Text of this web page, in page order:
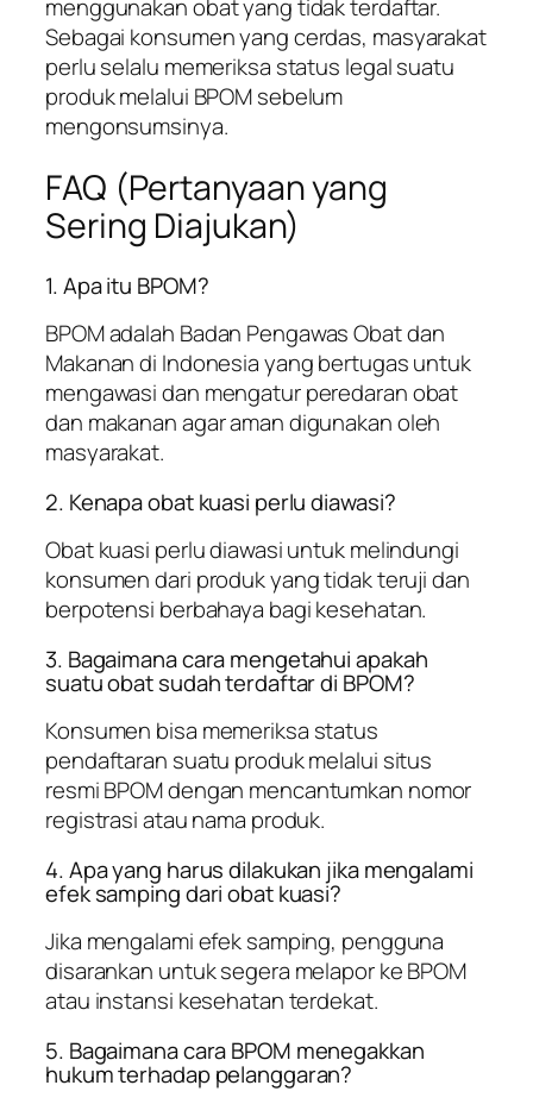
menggunakan obat yang tidak terdaftar.
Sebagai konsumen yang cerdas, masyarakat
perlu selalu memeriksa status legal suatu
produk melalui BPOM sebelum
mengonsumsinya.
FAQ (Pertanyaan yang
Sering Diajukan)
1. Apa itu BPOM?
BPOM adalah Badan Pengawas Obat dan
Makanan di Indonesia yang bertugas untuk
mengawasi dan mengatur peredaran obat
dan makanan agar aman digunakan oleh
masyarakat.
2. Kenapa obat kuasi perlu diawasi?
Obat kuasi perlu diawasi untuk melindungi
konsumen dari produk yang tidak teruji dan
berpotensi berbahaya bagi kesehatan.
3. Bagaimana cara mengetahui apakah
suatu obat sudah terdaftar di BPOM?
Konsumen bisa memeriksa status
pendaftaran suatu produk melalui situs
resmi BPOM dengan mencantumkan nomor
registrasi atau nama produk.
4. Apa yang harus dilakukan jika mengalami
efek samping dari obat kuasi?
Jika mengalami efek samping, pengguna
disarankan untuk segera melapor ke BPOM
atau instansi kesehatan terdekat.
5. Bagaimana cara BPOM menegakkan
hukum terhadap pelanggaran?